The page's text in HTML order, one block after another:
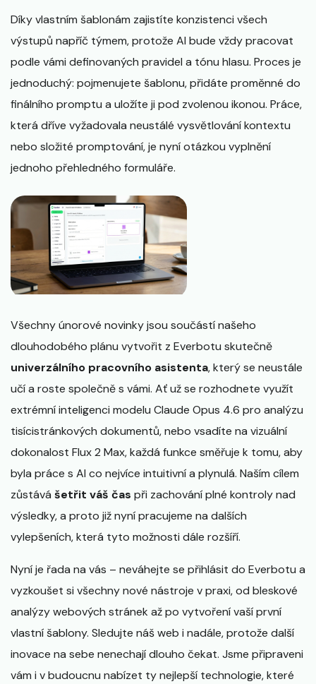
Díky vlastním šablonám zajistíte konzistenci všech
výstupů napříč týmem, protože AI bude vždy pracovat
podle vámi definovaných pravidel a tónu hlasu. Proces je
jednoduchý: pojmenujete šablonu, přidáte proměnné do
finálního promptu a uložíte ji pod zvolenou ikonou. Práce,
která dříve vyžadovala neustálé vysvětlování kontextu
nebo složité promptování, je nyní otázkou vyplnění
jednoho přehledného formuláře.
Všechny únorové novinky jsou součástí našeho
dlouhodobého plánu vytvořit z Everbotu skutečně
univerzálního pracovního asistenta, který se neustále
učí a roste společně s vámi. Ať už se rozhodnete využít
extrémní inteligenci modelu Claude Opus 4.6 pro analýzu
tisícistránkových dokumentů, nebo vsadíte na vizuální
dokonalost Flux 2 Max, každá funkce směřuje k tomu, aby
byla práce s AI co nejvíce intuitivní a plynulá. Naším cílem
zůstává šetřit váš čas při zachování plné kontroly nad
výsledky, a proto již nyní pracujeme na dalších
vylepšeních, která tyto možnosti dále rozšíří.
Nyní je řada na vás – neváhejte se přihlásit do Everbotu a
vyzkoušet si všechny nové nástroje v praxi, od bleskové
analýzy webových stránek až po vytvoření vaší první
vlastní šablony. Sledujte náš web i nadále, protože další
inovace na sebe nenechají dlouho čekat. Jsme připraveni
vám i v budoucnu nabízet ty nejlepší technologie, které